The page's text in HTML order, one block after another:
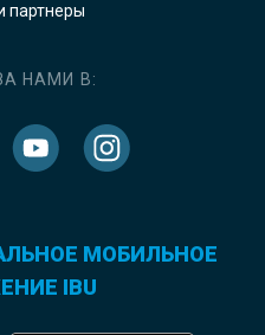
партнеры
НАМИ В:
МОБИЛЬНОЕ
IBU